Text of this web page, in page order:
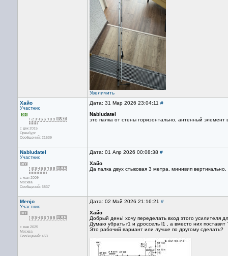
Увеличить
Хайо
Участник
с дек 2015
Оренбург
Сообщений: 21539
Дата: 31 Мар 2026 23:04:11 #
Nabludatel
это палка от стены горизонтально, антенный элемент
Nabludatel
Участник
с мая 2009
Москва
Сообщений: 6837
Дата: 01 Апр 2026 00:08:38 #
Хайо
Да палка двух стыковая 3 метра, минивип вертикально,
Menjo
Участник
с янв 2025
Москва
Сообщений: 453
Дата: 02 Май 2026 21:16:21 #
Хайо
Добрый день! хочу переделать вход этого усилителя
Думаю убрать r1 и дроссель l1 , а вместо них
Это рабочий вариант или лучше по другому сделать?